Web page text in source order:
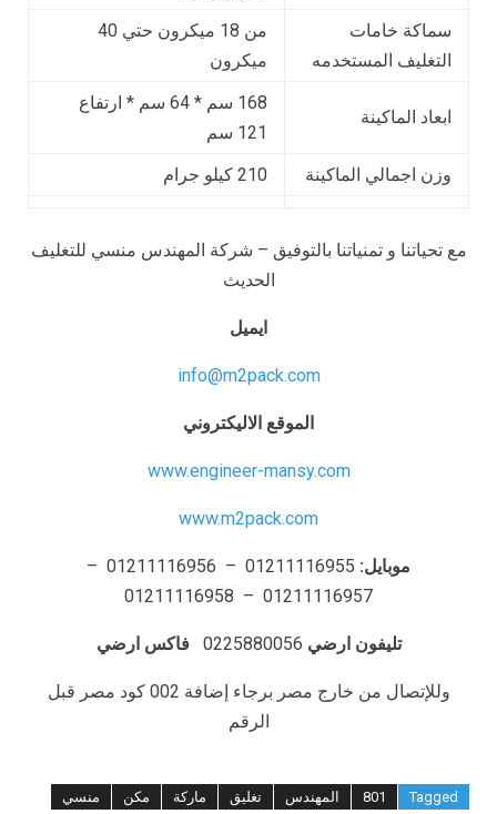
سماكة خامات
التغليف المستخدمه
من 18 ميكرون حتي 40
ميكرون
ابعاد الماكينة
168 سم * 64 سم * ارتفاع
121 سم
وزن اجمالي الماكينة
210 كيلو جرام
مع تحياتنا و تمنياتنا بالتوفيق – شركة المهندس منسي للتغليف
الحديث
ايميل
info@m2pack.com
الموقع الاليكتروني
www.engineer-mansy.com
www.m2pack.com
موبايل:
01211116955 – 01211116956 –
01211116957 – 01211116958
تليفون ارضي 0225880056 فاكس ارضي
وللإتصال من خارج مصر برجاء إضافة 002 كود مصر قبل
الرقم
Tagged
801 المهندس تغليق ماركة مكن
منسي